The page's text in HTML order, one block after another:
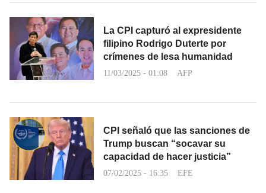
La CPI capturó al expresidente
filipino Rodrigo Duterte por
crímenes de lesa humanidad
11/03/2025 - 01:08 AFP
CPI señaló que las sanciones de
Trump buscan “socavar su
capacidad de hacer justicia”
07/02/2025 - 16:35 EFE